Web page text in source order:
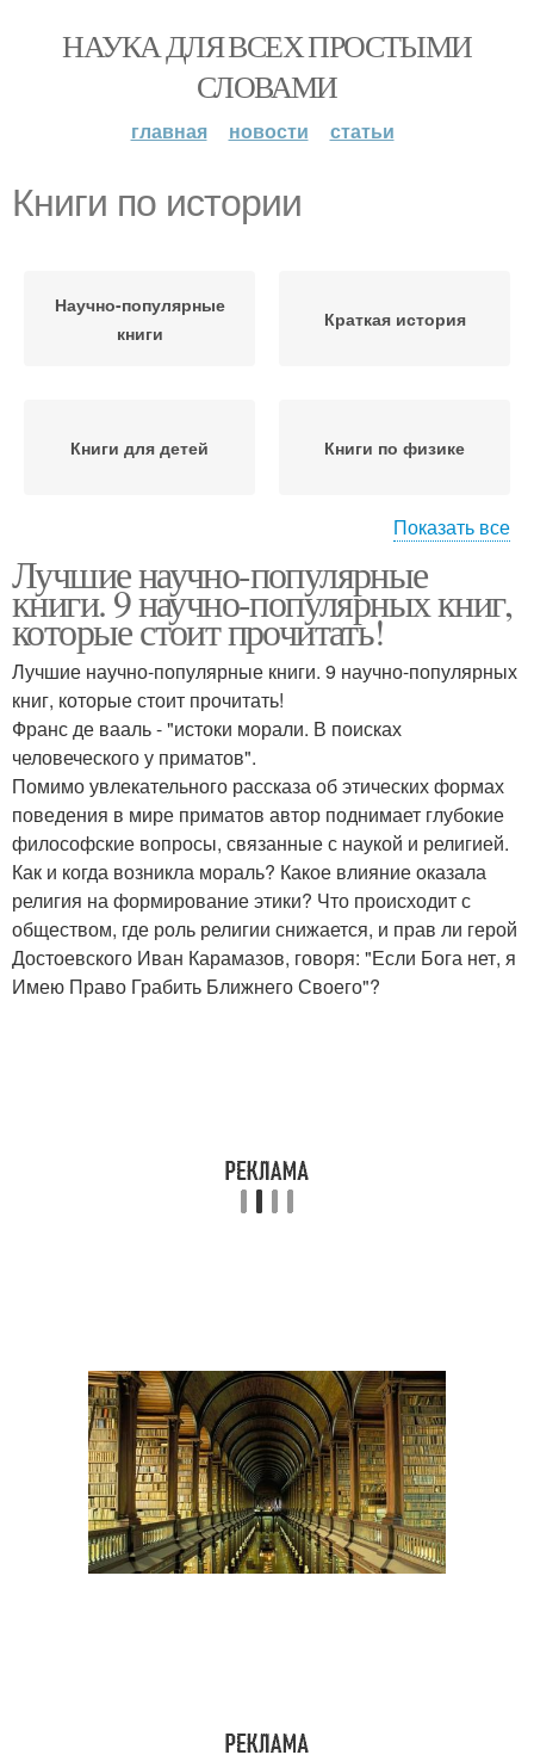
НАУКА ДЛЯ ВСЕХ ПРОСТЫМИ
СЛОВАМИ
главная новости статьи
Книги по истории
Научно-популярные
книги
Краткая история
Книги для детей Книги по физике
Научные книги Известная книга
Популярные книги
Интересные книги
Показать все
Лучшие научно-популярные
книги. 9 научно-популярных книг,
которые стоит прочитать!
Лучшие научно-популярные книги. 9 научно-популярных
книг, которые стоит прочитать!
Франс де вааль - "истоки морали. В поисках
человеческого у приматов".
Помимо увлекательного рассказа об этических формах
поведения в мире приматов автор поднимает глубокие
философские вопросы, связанные с наукой и религией.
Как и когда возникла мораль? Какое влияние оказала
религия на формирование этики? Что происходит с
обществом, где роль религии снижается, и прав ли герой
Достоевского Иван Карамазов, говоря: "Если Бога нет, я
Имею Право Грабить Ближнего Своего"?